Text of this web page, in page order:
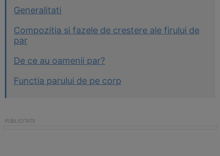
Generalitati
Compozitia si fazele de crestere ale firului de
par
De ce au oamenii par?
Functia parului de pe corp